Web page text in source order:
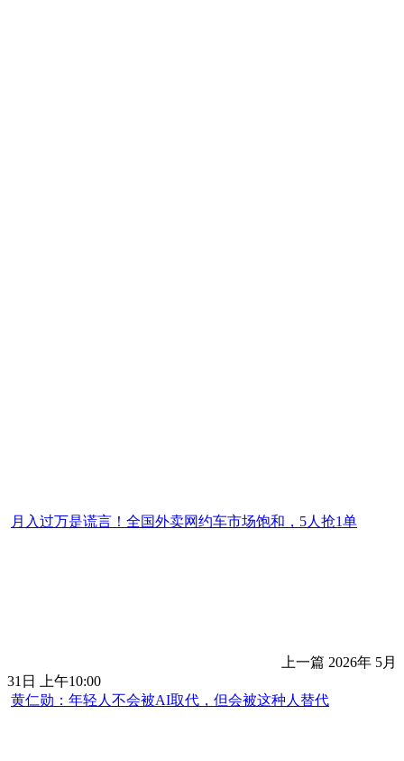
月入过万是谎言！全国外卖网约车市场饱和，5人抢1单
上一篇 2026年 5月
31日 上午10:00
黄仁勋：年轻人不会被AI取代，但会被这种人替代